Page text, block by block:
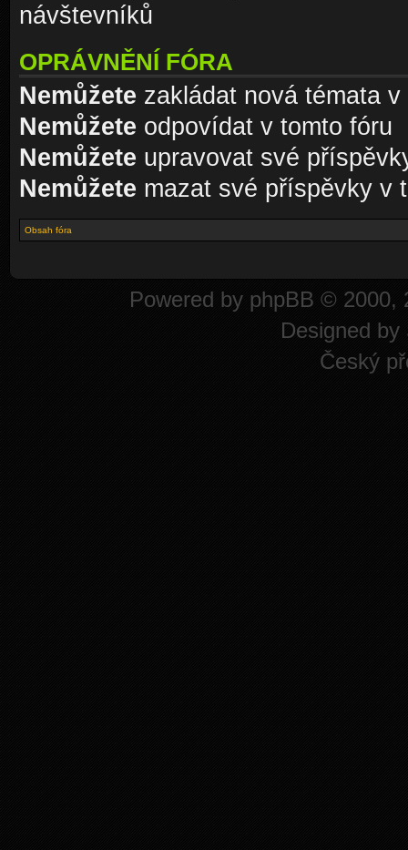
návštevníků
OPRÁVNĚNÍ FÓRA
Nemůžete zakládat nová témata
Nemůžete odpovídat v tomto fóru
Nemůžete upravovat své
Nemůžete mazat své příspěvky v
Obsah fóra
Powered by phpBB © 2000,
Designed by
Český